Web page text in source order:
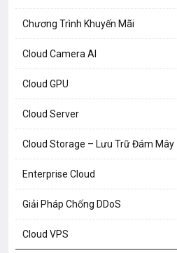
Chương Trình Khuyến Mãi
Cloud Camera AI
Cloud GPU
Cloud Server
Cloud Storage – Lưu Trữ Đám Mây
Enterprise Cloud
Giải Pháp Chống DDoS
Cloud VPS